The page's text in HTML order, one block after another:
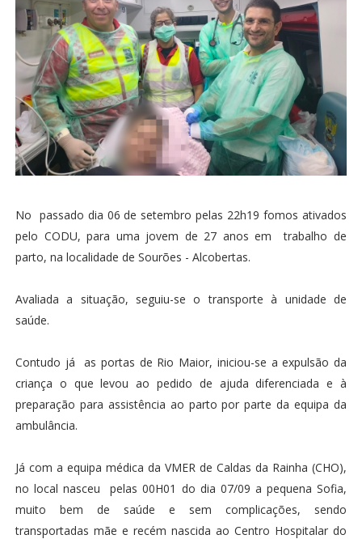
No passado dia 06 de setembro pelas 22h19 fomos ativados
pelo CODU, para uma jovem de 27 anos em trabalho de
parto, na localidade de Sourões - Alcobertas.
Avaliada a situação, seguiu-se o transporte à unidade de
saúde.
Contudo já as portas de Rio Maior, iniciou-se a expulsão da
criança o que levou ao pedido de ajuda diferenciada e à
preparação para assistência ao parto por parte da equipa da
ambulância.
Já com a equipa médica da VMER de Caldas da Rainha (CHO),
no local nasceu pelas 00H01 do dia 07/09 a pequena Sofia,
muito bem de saúde e sem complicações, sendo
transportadas mãe e recém nascida ao Centro Hospitalar do